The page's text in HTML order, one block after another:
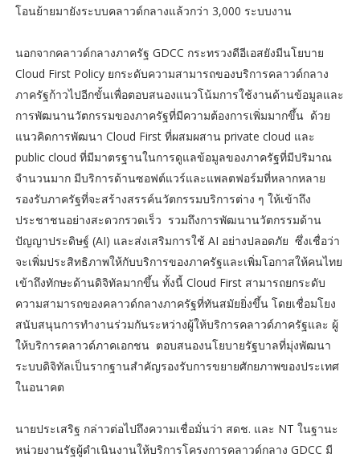
โอนย้ายมายังระบบคลาวด์กลางแล้วกว่า 3,000 ระบบงาน
นอกจากคลาวด์กลางภาครัฐ GDCC กระทรวงดีอีเอสยังมีนโยบาย
Cloud First Policy ยกระดับความสามารถของบริการคลาวด์กลาง
ภาครัฐก้าวไปอีกขั้นเพื่อตอบสนองแนวโน้มการใช้งานด้านข้อมูลและ
การพัฒนานวัตกรรมของภาครัฐที่มีความต้องการเพิ่มมากขึ้น ด้วย
แนวคิดการพัฒนา Cloud First ที่ผสมผสาน private cloud และ
public cloud ที่มีมาตรฐานในการดูแลข้อมูลของภาครัฐที่มีปริมาณ
จำนวนมาก มีบริการด้านซอฟต์แวร์และแพลตฟอร์มที่หลากหลาย
รองรับภาครัฐที่จะสร้างสรรค์นวัตกรรมบริการต่าง ๆ ให้เข้าถึง
ประชาชนอย่างสะดวกรวดเร็ว รวมถึงการพัฒนานวัตกรรมด้าน
ปัญญาประดิษฐ์ (AI) และส่งเสริมการใช้ AI อย่างปลอดภัย ซึ่งเชื่อว่า
จะเพิ่มประสิทธิภาพให้กับบริการของภาครัฐและเพิ่มโอกาสให้คนไทย
เข้าถึงทักษะด้านดิจิทัลมากขึ้น ทั้งนี้ Cloud First สามารถยกระดับ
ความสามารถของคลาวด์กลางภาครัฐที่ทันสมัยยิ่งขึ้น โดยเชื่อมโยง
สนับสนุนการทำงานร่วมกันระหว่างผู้ให้บริการคลาวด์ภาครัฐและ ผู้
ให้บริการคลาวด์ภาคเอกชน ตอบสนองนโยบายรัฐบาลที่มุ่งพัฒนา
ระบบดิจิทัลเป็นรากฐานสำคัญรองรับการขยายศักยภาพของประเทศ
ในอนาคต
นายประเสริฐ กล่าวต่อไปถึงความเชื่อมั่นว่า สดช. และ NT ในฐานะ
หน่วยงานรัฐผู้ดำเนินงานให้บริการโครงการคลาวด์กลาง GDCC มี